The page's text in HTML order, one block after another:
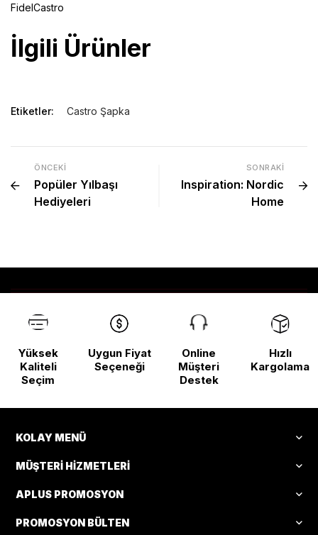
FidelCastro
İlgili Ürünler
Etiketler: Castro Şapka
ÖNCEKI
Popüler Yılbaşı
Hediyeleri
SONRAKI
Inspiration: Nordic
Home
Yüksek
Kaliteli
Seçim
Uygun Fiyat
Seçeneği
Online
Müşteri
Destek
Hızlı
Kargolama
KOLAY MENÜ
MÜŞTERI HIZMETLERI
APLUS PROMOSYON
PROMOSYON BÜLTEN